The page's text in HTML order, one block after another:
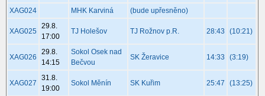
XAG024 MHK Karviná (bude upřesněno)
XAG025
29.8.
17:00
TJ Holešov TJ Rožnov p.R. 28:43 (10:21)
XAG026
29.8.
14:15
Sokol Osek nad
Bečvou
SK Žeravice 14:33 (3:19)
XAG027
31.8.
19:00
Sokol Měnín SK Kuřim 25:47 (13:25)